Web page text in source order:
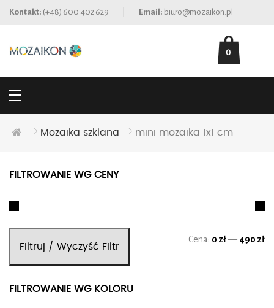
Kontakt: (+48) 600 402 629 Email: biuro@mozaikon.pl
0
Mozaika szklana mini mozaika 1x1 cm
FILTROWANIE WG CENY
Filtruj / Wyczyść Filtr
Cena: 0 zł— 490 zł
FILTROWANIE WG KOLORU